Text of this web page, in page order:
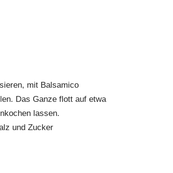
mit Balsamico
Das Ganze flott auf etwa
lassen.
und Zucker